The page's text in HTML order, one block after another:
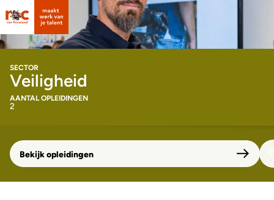
SECTOR
Veiligheid
AANTAL OPLEIDINGEN
2
Bekijk opleidingen